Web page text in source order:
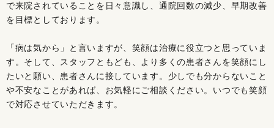
で来院されていることを日々意識し、通院回数の減少、早期改善
を目標としております。
「病は気から」と言いますが、笑顔は治療に役立つと思っていま
す。そして、スタッフともども、より多くの患者さんを笑顔にし
たいと願い、患者さんに接しています。少しでも分からないこと
や不安なことがあれば、お気軽にご相談ください。いつでも笑顔
で対応させていただきます。